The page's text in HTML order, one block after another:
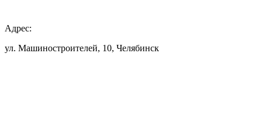
Адрес:
ул. Машиностроителей, 10, Челябинск